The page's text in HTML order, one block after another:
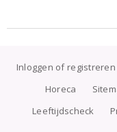
Inloggen of registreren
Horeca
Leeftijdscheck